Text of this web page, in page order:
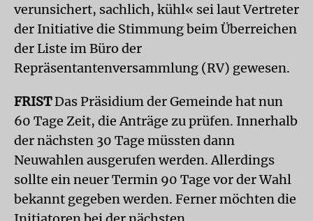
verunsichert, sachlich, kühl« sei laut Vertreter
der Initiative die Stimmung beim Überreichen
der Liste im Büro der
Repräsentantenversammlung (RV) gewesen.
FRISTDas Präsidium der Gemeinde hat nun
60 Tage Zeit, die Anträge zu prüfen. Innerhalb
der nächsten 30 Tage müssten dann
Neuwahlen ausgerufen werden. Allerdings
sollte ein neuer Termin 90 Tage vor der Wahl
bekannt gegeben werden. Ferner möchten die